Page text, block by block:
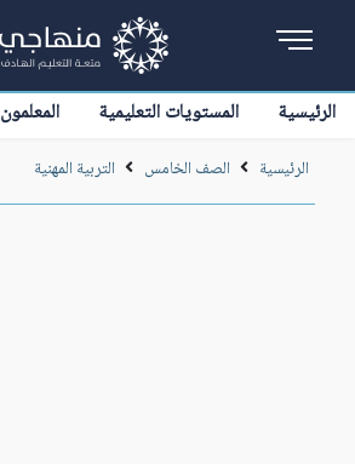
الرئيسية المستويات التعليمية المعلمون
الرئيسية الصف الخامس التربية المهنية